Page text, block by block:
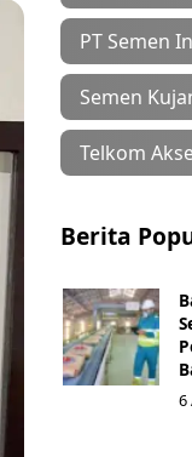
PT Semen
Semen
Telkom
Berita
6